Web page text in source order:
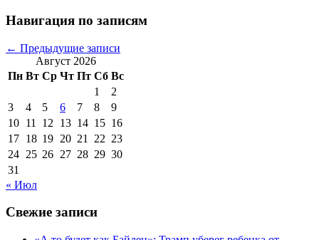
Навигация по записям
← Предыдущие записи
Август 2026
Пн Вт Ср Чт Пт Сб Вс
1
2
3
4 5 6 7 8
9
10 11 12 13 14 15 16
17 18 19 20 21 22 23
24 25 26 27 28 29 30
31
« Июл
Свежие записи